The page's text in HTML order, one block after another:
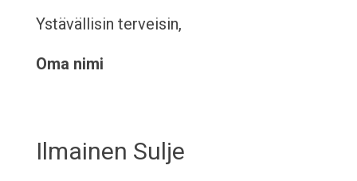
Ystävällisin terveisin,
Oma nimi
Ilmainen Sulje